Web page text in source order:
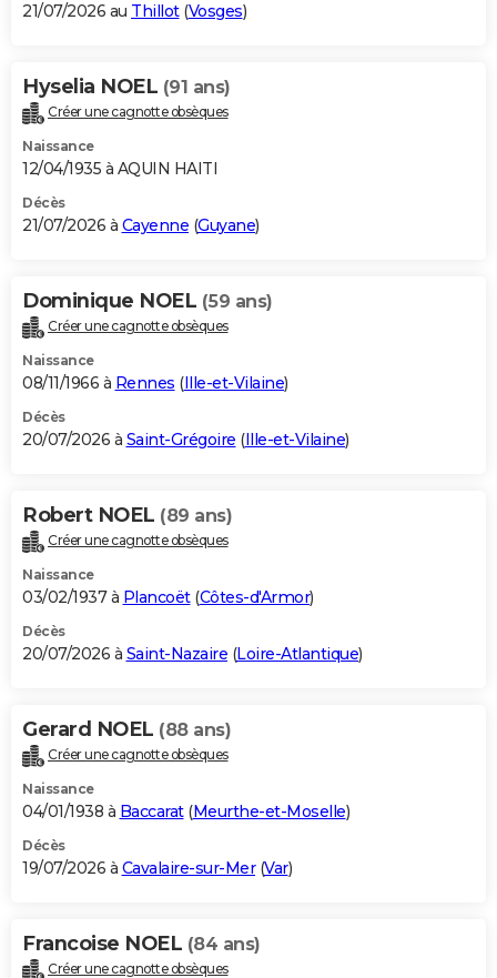
21/07/2026 au Thillot(Vosges)
Hyselia NOEL (91 ans)
Créer une cagnotte obsèques
Naissance
12/04/1935 à AQUIN HAITI
Décès
21/07/2026 à Cayenne (Guyane)
Dominique NOEL (59 ans)
Créer une cagnotte obsèques
Naissance
08/11/1966 à Rennes (Ille-et-Vilaine)
Décès
20/07/2026 à Saint-Grégoire (Ille-et-Vilaine)
Robert NOEL (89 ans)
Créer une cagnotte obsèques
Naissance
03/02/1937 à Plancoët(Côtes-d'Armor)
Décès
20/07/2026 à Saint-Nazaire (Loire-Atlantique)
Gerard NOEL (88 ans)
Créer une cagnotte obsèques
Naissance
04/01/1938 à Baccarat(Meurthe-et-Moselle)
Décès
19/07/2026 à Cavalaire-sur-Mer(Var)
Francoise NOEL (84 ans)
Créer une cagnotte obsèques